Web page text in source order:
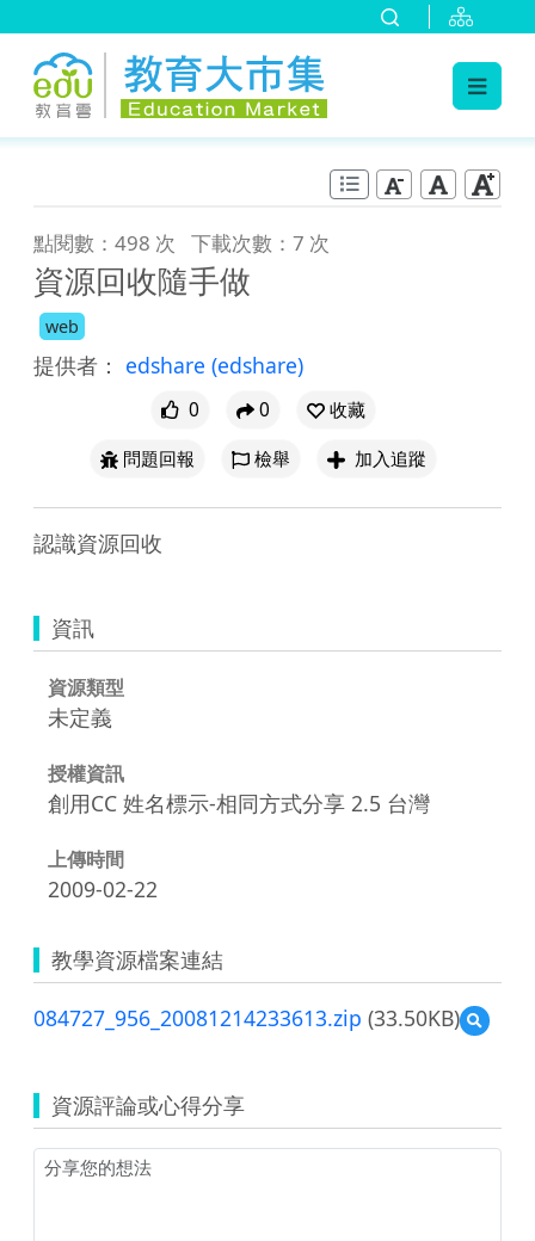
點閱數：498 次 下載次數：7 次
資源回收隨手做
web
提供者： edshare (edshare)
0 0
收藏
問題回報
檢舉 加入追蹤
認識資源回收
資訊
資源類型
未定義
授權資訊
創用CC 姓名標示-相同方式分享 2.5 台灣
上傳時間
2009-02-22
教學資源檔案連結
084727_956_20081214233613.zip (33.50KB)
預
覽
資源評論或心得分享